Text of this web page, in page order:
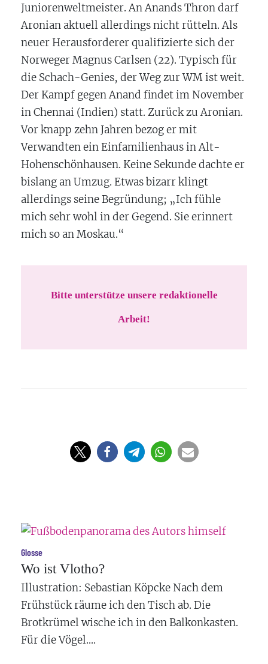
Juniorenweltmeister. An Anands Thron darf
Aronian aktuell allerdings nicht rütteln. Als
neuer Herausforderer qualifizierte sich der
Norweger Magnus Carlsen (22). Typisch für
die Schach-Genies, der Weg zur WM ist weit.
Der Kampf gegen Anand findet im November
in Chennai (Indien) statt. Zurück zu Aronian.
Vor knapp zehn Jahren bezog er mit
Verwandten ein Einfamilienhaus in Alt-
Hohenschönhausen. Keine Sekunde dachte er
bislang an Umzug. Etwas bizarr klingt
allerdings seine Begründung; „Ich fühle
mich sehr wohl in der Gegend. Sie erinnert
mich so an Moskau.“
Bitte unterstütze unsere redaktionelle
Arbeit!
Glosse
Wo ist Vlotho?
Illustration: Sebastian Köpcke Nach dem
Frühstück räume ich den Tisch ab. Die
Brotkrümel wische ich in den Balkonkasten.
Für die Vögel....